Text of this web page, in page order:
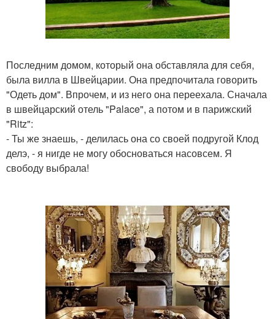
Последним домом, который она обставляла для себя,
была вилла в Швейцарии. Она предпочитала говорить
"Одеть дом". Впрочем, и из него она переехала. Сначала
в швейцарский отель "Palace", а потом и в парижский
"Ritz":
- Ты же знаешь, - делилась она со своей подругой Клод
делэ, - я нигде не могу обосноваться насовсем. Я
свободу выбрала!